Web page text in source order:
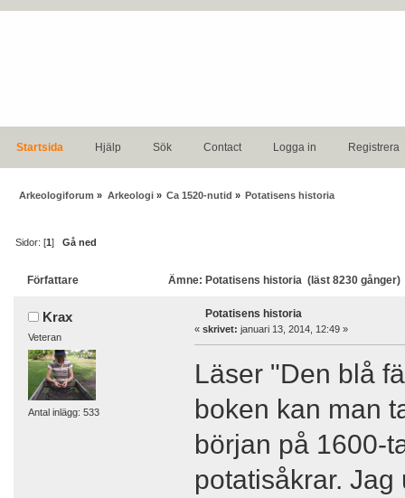
Startsida Hjälp Sök Contact Logga in Registrera
Arkeologiforum » Arkeologi» Ca 1520-nutid » Potatisens historia
Sidor: [1]Gå ned
Författare Ämne: Potatisens historia (läst 8230 gånger)
Krax
Veteran
Antal inlägg: 533
Potatisens historia
« skrivet: januari 13, 2014, 12:49 »
Läser "Den blå
boken kan man
början på 1600-
potatisåkrar.